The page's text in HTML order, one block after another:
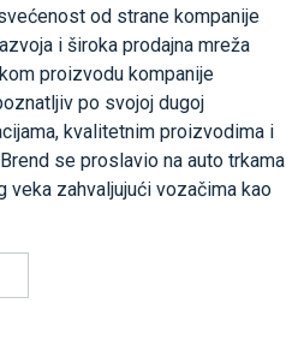
od strane kompanije
i široka prodajna mreža
proizvodu kompanije
po svojoj dugoj
kvalitetnim proizvodima i
se proslavio na auto trkama
zahvaljujući vozačima kao